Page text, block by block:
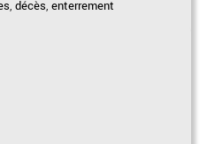
,décès,enterrement